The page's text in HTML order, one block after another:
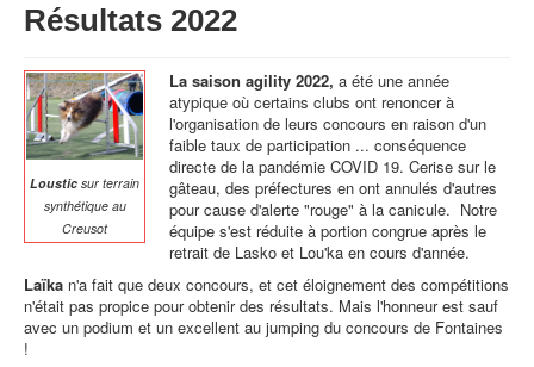
Résultats 2022
Loustic sur terrain
synthétique au
Creusot
La saison agility 2022, a été une année
atypique où certains clubs ont renoncer à
l'organisation de leurs concours en raison d'un
faible taux de participation ... conséquence
directe de la pandémie COVID 19. Cerise sur le
gâteau, des préfectures en ont annulés d'autres
pour cause d'alerte "rouge" à la canicule. Notre
équipe s'est réduite à portion congrue après le
retrait de Lasko et Lou'ka en cours d'année.
Laïka n'a fait que deux concours, et cet éloignement des compétitions
n'était pas propice pour obtenir des résultats. Mais l'honneur est sauf
avec un podium et un excellent au jumping du concours de Fontaines
!